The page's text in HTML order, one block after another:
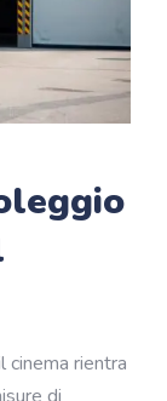
cinema rientra